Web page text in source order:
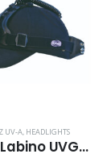
UV-A, HEADLIGHTS
Linterna Labino UVG5 2.0